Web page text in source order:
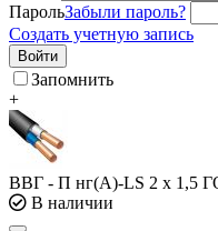
ПарольЗабыли пароль?
Создать учетную запись
Войти
Запомнить
+
ВВГ - П нг(А)-LS 2 х 1,5
В наличии